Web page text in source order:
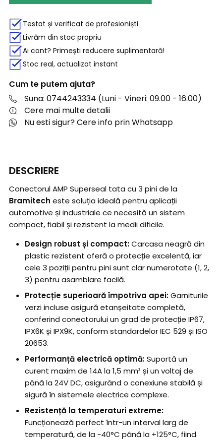
Testat și verificat de profesioniști
Livrăm din stoc propriu
Ai cont? Primești reducere suplimentară!
Stoc real, actualizat instant
Cum te putem ajuta?
Suna: 0744243334 (Luni - Vineri: 09.00 - 16.00)
Cere mai multe detalii
Nu esti sigur? Cere info prin Whatsapp
DESCRIERE
Conectorul AMP Superseal tata cu 3 pini de la
Bramitech este soluția ideală pentru aplicații
automotive și industriale ce necesită un sistem
compact, fiabil și rezistent la medii dificile.
Design robust și compact:Carcasa neagră din
plastic rezistent oferă o protecție excelentă, iar
cele 3 poziții pentru pini sunt clar numerotate (1, 2,
3) pentru asamblare facilă.
Protecție superioară împotriva apei:Garniturile
verzi incluse asigură etanșeitate completă,
conferind conectorului un grad de protecție IP67,
IPX6K și IPX9K, conform standardelor IEC 529 și ISO
20653.
Performanță electrică optimă:Suportă un
curent maxim de 14A la 1,5 mm² și un voltaj de
până la 24V DC, asigurând o conexiune stabilă și
sigură în sistemele electrice complexe.
Rezistență la temperaturi extreme:
Funcționează perfect într-un interval larg de
temperatură, de la -40°C până la +125°C, fiind